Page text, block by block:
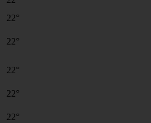
22°
22°
22°
22°
22°